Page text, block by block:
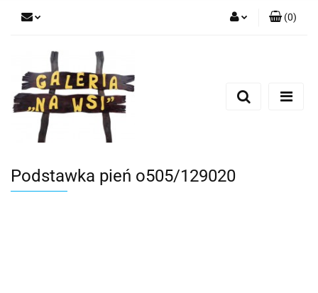
Dodaj zgłoszenie
(0)
Podstawka pień o505/129020